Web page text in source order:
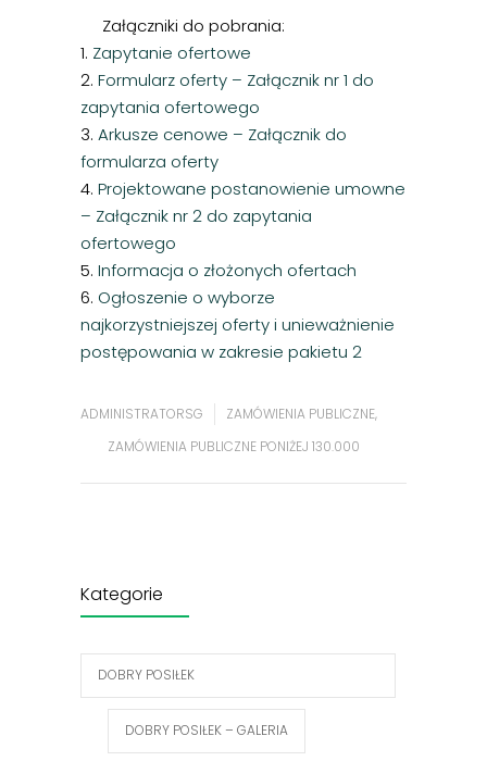
Załączniki do pobrania:
1. Zapytanie ofertowe
2. Formularz oferty – Załącznik nr 1 do
zapytania ofertowego
3. Arkusze cenowe – Załącznik do
formularza oferty
4. Projektowane postanowienie umowne
– Załącznik nr 2 do zapytania
ofertowego
5. Informacja o złożonych ofertach
6. Ogłoszenie o wyborze
najkorzystniejszej oferty i unieważnienie
postępowania w zakresie pakietu 2
ADMINISTRATORSG ZAMÓWIENIA PUBLICZNE,
ZAMÓWIENIA PUBLICZNE PONIŻEJ 130.000
Kategorie
DOBRY POSIŁEK
DOBRY POSIŁEK – GALERIA